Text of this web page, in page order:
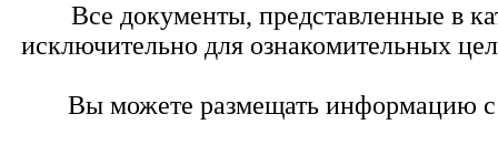
Все документы, представленные в
исключительно для ознакомительных
Вы можете размещать информацию с